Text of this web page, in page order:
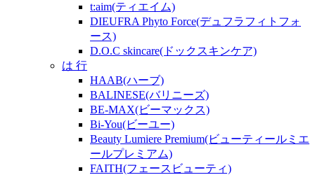
t:aim(ティエイム)
DIEUFRA Phyto Force(デュフラフィトフォ
ース)
D.O.C skincare(ドックスキンケア)
は 行
HAAB(ハーブ)
BALINESE(バリニーズ)
BE-MAX(ビーマックス)
Bi-You(ビーユー)
Beauty Lumiere Premium(ビューティールミエ
ールプレミアム)
FAITH(フェースビューティ)